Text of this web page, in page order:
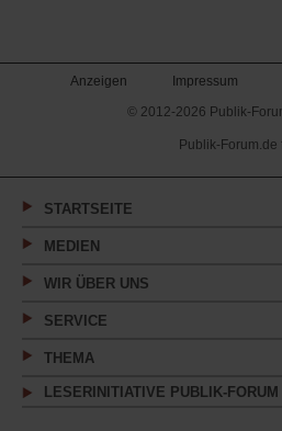
Anzeigen Impressum
© 2012-2026 Publik-
Publik-Forum.de
STARTSEITE
MEDIEN
WIR ÜBER UNS
SERVICE
THEMA
LESERINITIATIVE PUBLIK-FORUM